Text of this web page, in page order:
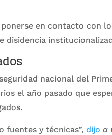
en contacto con
disidencia
nacional del
el año pasado que
fuentes y técnicas”, dijo a